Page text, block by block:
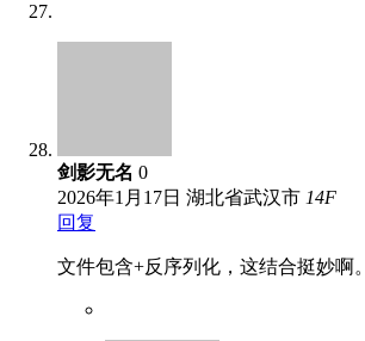
剑影无名 0
2026年1月17日 湖北省武汉市 14F
回复
文件包含+反序列化，这结合挺妙啊。